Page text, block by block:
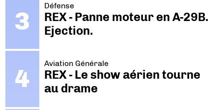
Défense
REX - Panne moteur en A-29B.
Ejection.
Aviation Générale
REX - Le show aérien tourne
au drame